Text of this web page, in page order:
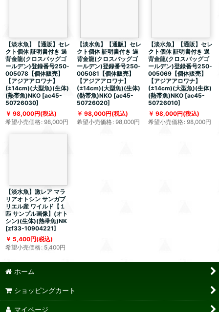
【淡水魚】【通販】セレ
クト個体 証明書付き 過
背金龍(クロスバッグゴ
ールデン)登録番号250-
005078【個体販売】
【アジアアロワナ】
(±14cm)(大型魚)(生体)
(熱帯魚)NKO [ac45-
50726030]
98,000円(税込)
希望小売価格: 98,000円
【淡水魚】【通販】セレ
クト個体 証明書付き 過
背金龍(クロスバッグゴ
ールデン)登録番号250-
005081【個体販売】
【アジアアロワナ】
(±14cm)(大型魚)(生体)
(熱帯魚)NKO [ac45-
50726020]
98,000円(税込)
希望小売価格: 98,000円
【淡水魚】【通販】セレ
クト個体 証明書付き 過
背金龍(クロスバッグゴ
ールデン)登録番号250-
005069【個体販売】
【アジアアロワナ】
(±14cm)(大型魚)(生体)
(熱帯魚)NKO [ac45-
50726010]
98,000円(税込)
希望小売価格: 98,000円
【淡水魚】激レア マラ
リアオトシン サンガブ
リエル産 ワイルド【１
匹 サンプル画像】(オト
シン)(生体)(熱帯魚)NK
[zf33-10904221]
5,400円(税込)
希望小売価格: 5,400円
ホーム
ショッピングカート
マイページ